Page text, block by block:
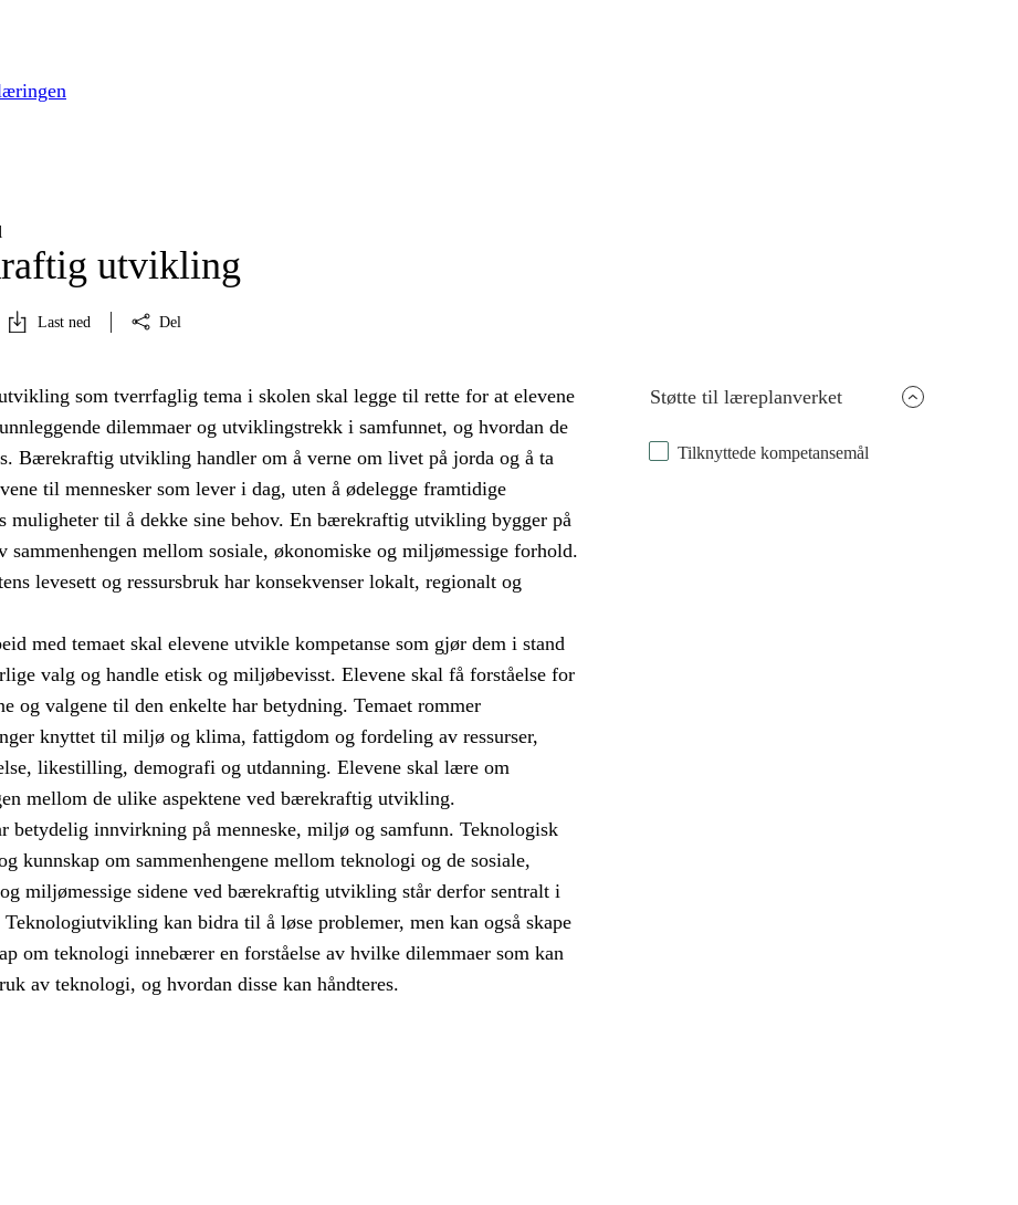
utvikling
Last ned Del
Støtte til læreplanverket
Tilknyttede kompetansemål
som tverrfaglig tema i skolen skal legge til rette for at elevene
dilemmaer og utviklingstrekk i samfunnet, og hvordan de
Bærekraftig utvikling handler om å verne om livet på jorda og å ta
til mennesker som lever i dag, uten å ødelegge framtidige
muligheter til å dekke sine behov. En bærekraftig utvikling bygger på
sammenhengen mellom sosiale, økonomiske og miljømessige forhold.
levesett og ressursbruk har konsekvenser lokalt, regionalt og
med temaet skal elevene utvikle kompetanse som gjør dem i stand
valg og handle etisk og miljøbevisst. Elevene skal få forståelse for
og valgene til den enkelte har betydning. Temaet rommer
knyttet til miljø og klima, fattigdom og fordeling av ressurser,
likestilling, demografi og utdanning. Elevene skal lære om
mellom de ulike aspektene ved bærekraftig utvikling.
betydelig innvirkning på menneske, miljø og samfunn. Teknologisk
kunnskap om sammenhengene mellom teknologi og de sosiale,
miljømessige sidene ved bærekraftig utvikling står derfor sentralt i
Teknologiutvikling kan bidra til å løse problemer, men kan også skape
om teknologi innebærer en forståelse av hvilke dilemmaer som kan
av teknologi, og hvordan disse kan håndteres.